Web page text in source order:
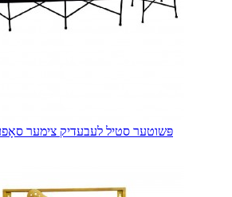
פּשוטער סטיל לעבעדיק צימער